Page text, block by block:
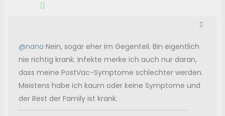
@nana Nein, sogar eher im Gegenteil. Bin eigentlich
nie richtig krank. Infekte merke ich auch nur daran,
dass meine PostVac-Symptome schlechter werden.
Meistens habe ich kaum oder keine Symptome und
der Rest der Family ist krank.